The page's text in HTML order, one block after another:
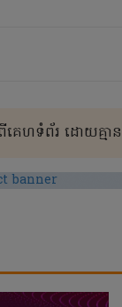
េហទំព័រ ដោយគ្មាន